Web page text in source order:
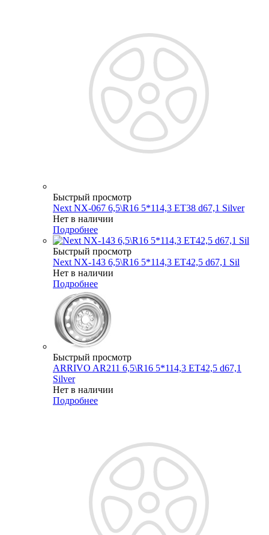
Быстрый просмотр
Next NX-067 6,5\R16 5*114,3 ET38 d67,1 Silver
Нет в наличии
Подробнее
Быстрый просмотр
Next NX-143 6,5\R16 5*114,3 ET42,5 d67,1 Sil
Нет в наличии
Подробнее
Быстрый просмотр
ARRIVO AR211 6,5\R16 5*114,3 ET42,5 d67,1
Silver
Нет в наличии
Подробнее